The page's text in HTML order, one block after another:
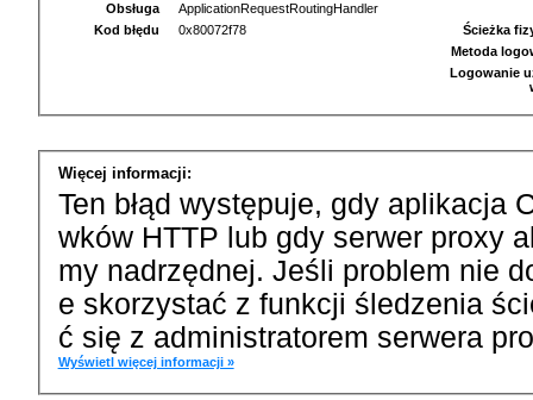
Obsługa
ApplicationRequestRoutingHandler
Kod błędu
0x80072f78
Ścieżka
Metoda
Logowanie
Więcej informacji:
Ten błąd występuje, gdy aplikacja
wków HTTP lub gdy serwer proxy
my nadrzędnej. Jeśli problem nie
e skorzystać z funkcji śledzenia
ć się z administratorem serwera
Wyświetl więcej informacji »